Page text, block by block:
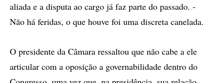
aliada e a disputa ao cargo já faz parte do passado. -
Não há feridas, o que houve foi uma discreta canelada.
O presidente da Câmara ressaltou que não cabe a ele
articular com a oposição a governabilidade dentro do